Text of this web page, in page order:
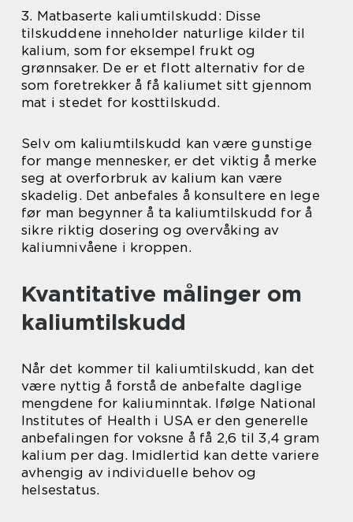
3. Matbaserte kaliumtilskudd: Disse
tilskuddene inneholder naturlige kilder til
kalium, som for eksempel frukt og
grønnsaker. De er et flott alternativ for de
som foretrekker å få kaliumet sitt gjennom
mat i stedet for kosttilskudd.
Selv om kaliumtilskudd kan være gunstige
for mange mennesker, er det viktig å merke
seg at overforbruk av kalium kan være
skadelig. Det anbefales å konsultere en lege
før man begynner å ta kaliumtilskudd for å
sikre riktig dosering og overvåking av
kaliumnivåene i kroppen.
Kvantitative målinger om
kaliumtilskudd
Når det kommer til kaliumtilskudd, kan det
være nyttig å forstå de anbefalte daglige
mengdene for kaliuminntak. Ifølge National
Institutes of Health i USA er den generelle
anbefalingen for voksne å få 2,6 til 3,4 gram
kalium per dag. Imidlertid kan dette variere
avhengig av individuelle behov og
helsestatus.